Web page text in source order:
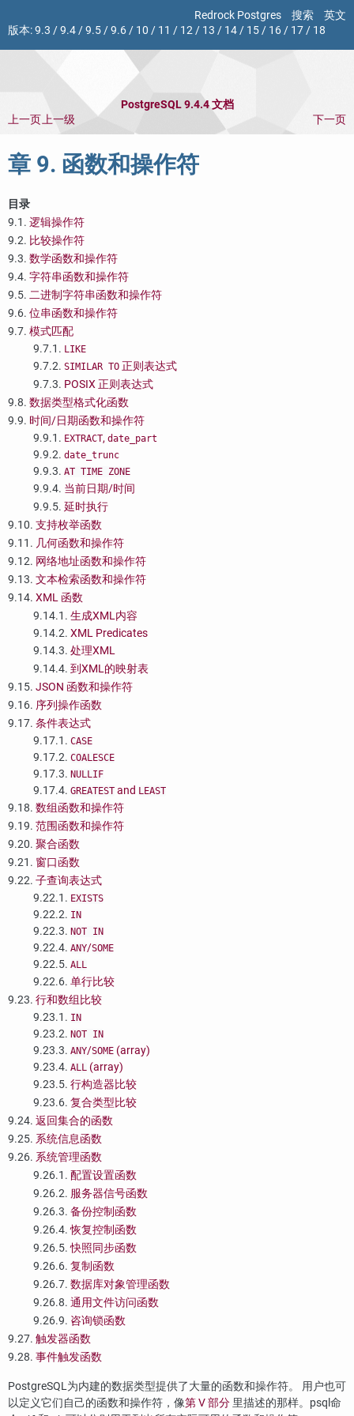
Redrock Postgres 搜索
英文
版本:9.3 /9.4/9.5/9.6/ 10 / 11 / 12/ 13 / 14/ 15/ 16/ 17/ 18
PostgreSQL 9.4.4 文档
上一页上一级 下一页
章 9. 函数和操作符
目录
9.1. 逻辑操作符
9.2. 比较操作符
9.3. 数学函数和操作符
9.4. 字符串函数和操作符
9.5. 二进制字符串函数和操作符
9.6. 位串函数和操作符
9.7. 模式匹配
9.7.1. LIKE
9.7.2. SIMILAR TO 正则表达式
9.7.3. POSIX正则表达式
9.8. 数据类型格式化函数
9.9. 时间/日期函数和操作符
9.9.1. EXTRACT, date_part
9.9.2. date_trunc
9.9.3. AT TIME ZONE
9.9.4. 当前日期/时间
9.9.5. 延时执行
9.10. 支持枚举函数
9.11. 几何函数和操作符
9.12. 网络地址函数和操作符
9.13. 文本检索函数和操作符
9.14. XML 函数
9.14.1. 生成XML内容
9.14.2. XML Predicates
9.14.3. 处理XML
9.14.4. 到XML的映射表
9.15. JSON 函数和操作符
9.16. 序列操作函数
9.17. 条件表达式
9.17.1. CASE
9.17.2. COALESCE
9.17.3. NULLIF
9.17.4. GREATEST and LEAST
9.18. 数组函数和操作符
9.19. 范围函数和操作符
9.20. 聚合函数
9.21. 窗口函数
9.22. 子查询表达式
9.22.1. EXISTS
9.22.2. IN
9.22.3. NOT IN
9.22.4. ANY/SOME
9.22.5. ALL
9.22.6. 单行比较
9.23. 行和数组比较
9.23.1. IN
9.23.2. NOT IN
9.23.3. ANY/SOME (array)
9.23.4. ALL (array)
9.23.5. 行构造器比较
9.23.6. 复合类型比较
9.24. 返回集合的函数
9.25. 系统信息函数
9.26. 系统管理函数
9.26.1. 配置设置函数
9.26.2. 服务器信号函数
9.26.3. 备份控制函数
9.26.4.恢复控制函数
9.26.5.快照同步函数
9.26.6. 复制函数
9.26.7. 数据库对象管理函数
9.26.8. 通用文件访问函数
9.26.9. 咨询锁函数
9.27. 触发器函数
9.28. 事件触发函数
PostgreSQL为内建的数据类型提供了大量的函数和操作符。 用户也可
以定义它们自己的函数和操作符，像第 V 部分 里描述的那样。 psql 命